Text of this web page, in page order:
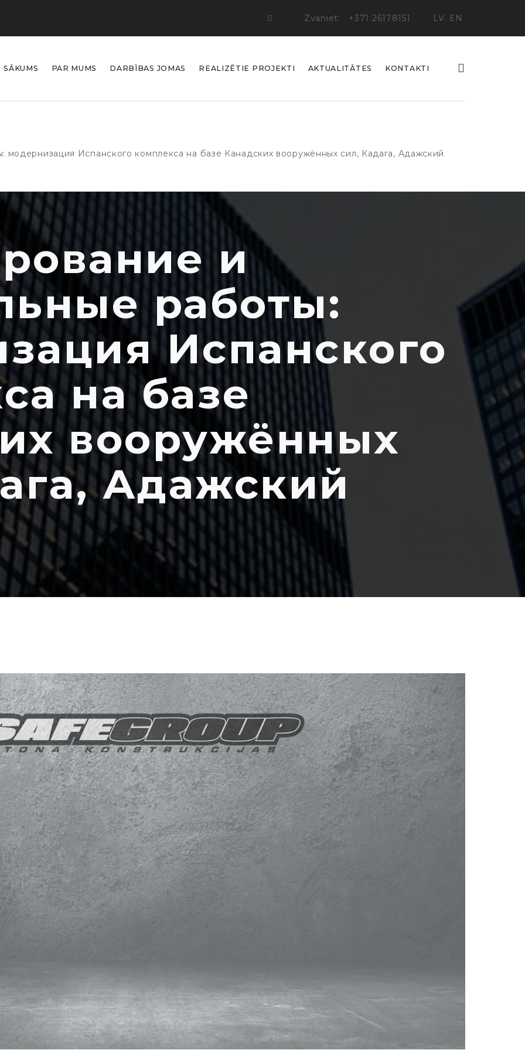
Zvaniet: +371 26178151 LV EN
SĀKUMS PAR MUMS DARBĪBAS JOMAS REALIZĒTIE PROJEKTI AKTUALITĀTES KONTAKTI
модернизация Испанского комплекса на базе Канадских вооружённых сил, Кадага, Адажский
и
работы:
Испанского
на базе
вооружённых
Адажский